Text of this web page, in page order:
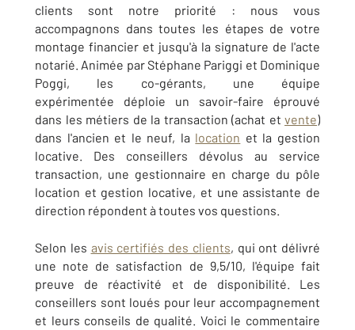
clients sont notre priorité : nous vous
accompagnons dans toutes les étapes de votre
montage financier et jusqu'à la signature de l'acte
notarié. Animée par Stéphane Pariggi et Dominique
Poggi, les co-gérants, une équipe
expérimentée déploie un savoir-faire éprouvé
dans les métiers de la transaction (achat et vente)
dans l'ancien et le neuf, la location et la gestion
locative. Des conseillers dévolus au service
transaction, une gestionnaire en charge du pôle
location et gestion locative, et une assistante de
direction répondent à toutes vos questions.
Selon les avis certifiés des clients, qui ont délivré
une note de satisfaction de 9,5/10, l'équipe fait
preuve de réactivité et de disponibilité. Les
conseillers sont loués pour leur accompagnement
et leurs conseils de qualité. Voici le commentaire